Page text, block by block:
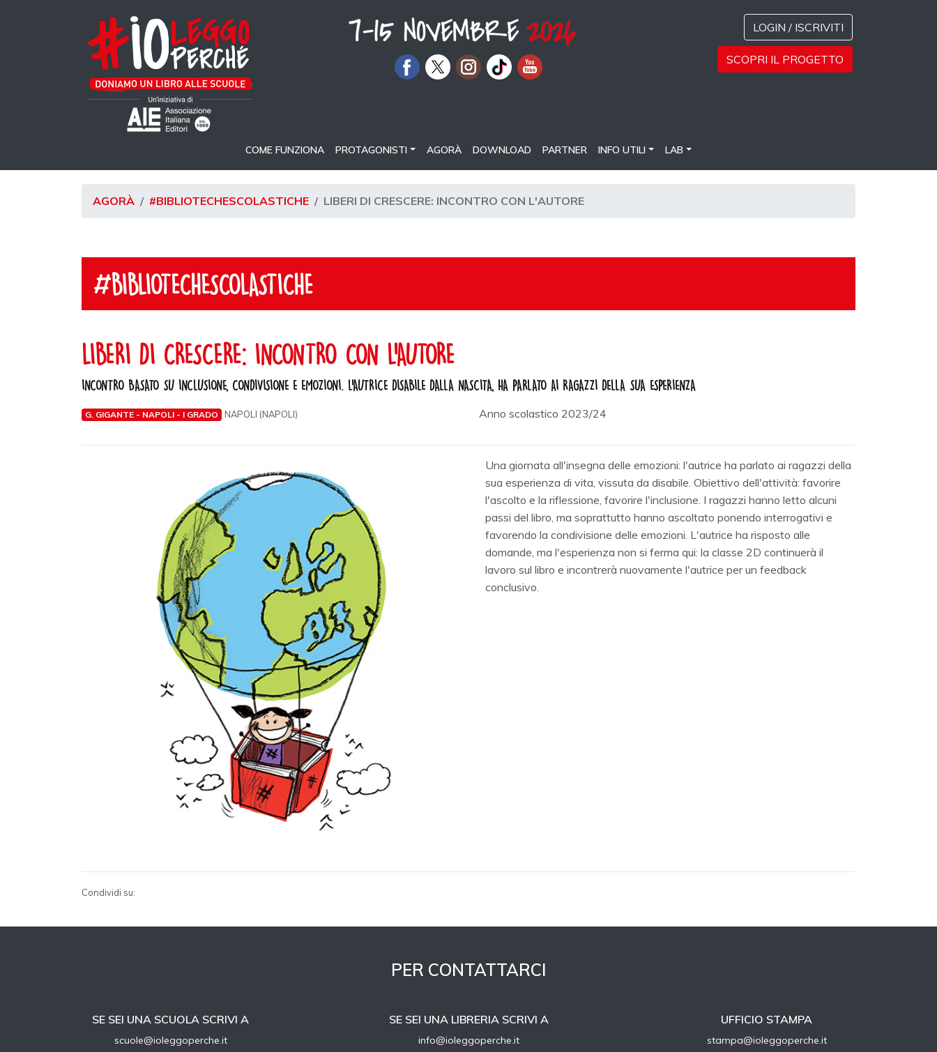
LOGIN / ISCRIVITI
SCOPRI IL PROGETTO
COME FUNZIONA PROTAGONISTI AGORÀ DOWNLOAD PARTNER INFO UTILI LAB
AGORÀ #BIBLIOTECHESCOLASTICHE LIBERI DI CRESCERE: INCONTRO CON L'AUTORE
#BIBLIOTECHESCOLASTICHE
LIBERI DI CRESCERE: INCONTRO CON L'AUTORE
INCONTRO BASATO SU INCLUSIONE, CONDIVISIONE E EMOZIONI. L'AUTRICE DISABILE DALLA NASCITA, HA PARLATO AI RAGAZZI DELLA SUA ESPERIENZA
G. GIGANTE - NAPOLI - I GRADO NAPOLI (NAPOLI) Anno scolastico 2023/24
Una giornata all'insegna delle emozioni: l'autrice ha parlato ai ragazzi della
sua esperienza di vita, vissuta da disabile. Obiettivo dell'attività: favorire
l'ascolto e la riflessione, favorire l'inclusione. I ragazzi hanno letto alcuni
passi del libro, ma soprattutto hanno ascoltato ponendo interrogativi e
favorendo la condivisione delle emozioni. L'autrice ha risposto alle
domande, ma l'esperienza non si ferma qui: la classe 2D continuerà il
lavoro sul libro e incontrerà nuovamente l'autrice per un feedback
conclusivo.
Condividi su:
PER CONTATTARCI
SE SEI UNA SCUOLA SCRIVI A
scuole@ioleggoperche.it
SE SEI UNA LIBRERIA SCRIVI A
info@ioleggoperche.it
UFFICIO STAMPA
stampa@ioleggoperche.it